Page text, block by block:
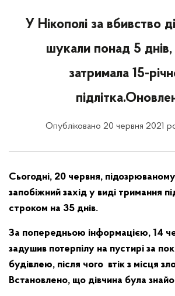
У Нікополі за вбивство
шукали понад 5 днів,
затримала 15-
Опубліковано 20 червня 2021
Сьогодні, 20 червня,
запобіжний захід у виді тримання
строком на 35 днів.
За попередньою інформацією, 14
задушив потерпілу на пустирі за
будівлею, після чого втік з місця
Встановлено, що дівчина була